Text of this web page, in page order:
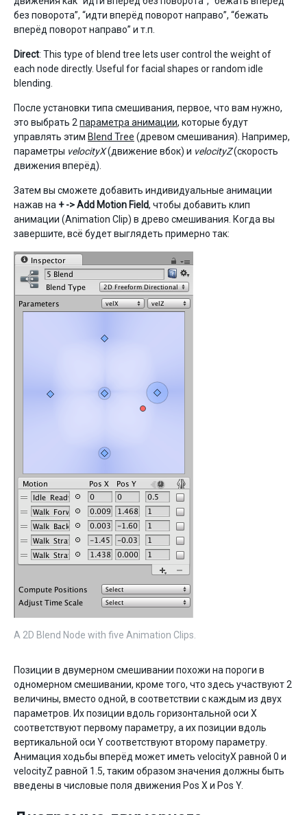
без поворота”, “идти вперёд поворот направо”, “бежать
вперёд поворот направо” и т.п.
Direct: This type of blend tree lets user control the weight of
each node directly. Useful for facial shapes or random idle
blending.
После установки типа смешивания, первое, что вам нужно,
это выбрать 2 параметра анимации, которые будут
управлять этим Blend Tree (древом смешивания). Например,
параметры velocityX(движение вбок) и velocityZ(скорость
движения вперёд).
Затем вы сможете добавить индивидуальные анимации
нажав на + -> Add Motion Field, чтобы добавить клип
анимации (Animation Clip) в древо смешивания. Когда вы
завершите, всё будет выглядеть примерно так:
A 2D Blend Node with five Animation Clips.
Позиции в двумерном смешивании похожи на пороги в
одномерном смешивании, кроме того, что здесь участвуют 2
величины, вместо одной, в соответствии с каждым из двух
параметров. Их позиции вдоль горизонтальной оcи X
соответствуют первому параметру, а их позиции вдоль
вертикальной оси Y соответствуют второму параметру.
Анимация ходьбы вперёд может иметь velocityX равной 0 и
velocityZ равной 1.5, таким образом значения должны быть
введены в числовые поля движения Pos X и Pos Y.